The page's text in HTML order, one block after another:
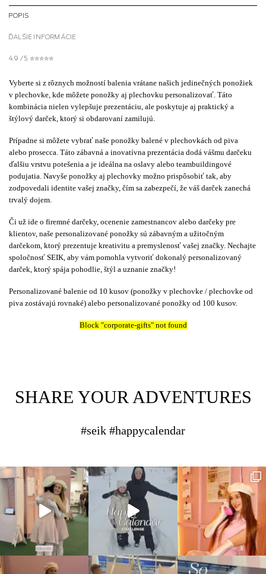
POPIS
ĎALŠIE INFORMÁCIE
4.9 / 5 ✮✮✮✮✮
Vyberte si z rôznych možností balenia vrátane našich jedinečných ponožiek
v plechovke, kde môžete ponožky aj plechovku personalizovať. Táto
kombinácia nielen vylepšuje prezentáciu, ale poskytuje aj praktický a
štýlový darček, ktorý si obdarovaní zamilujú.
Prípadne si môžete vybrať naše ponožky balené v plechovkách od piva
alebo prosecca. Táto zábavná a inovatívna prezentácia dodá vášmu darčeku
ďalšiu vrstvu potešenia a je ideálna na oslavy alebo teambuildingové
podujatia. Navyše ponožky aj plechovky možno prispôsobiť tak, aby
zodpovedali identite vašej značky, čím sa zabezpečí, že váš darček zanechá
trvalý dojem.
Či už ide o firemné darčeky, ocenenie zamestnancov alebo darčeky pre
klientov, naše personalizované ponožky sú zábavným a užitočným
darčekom, ktorý prezentuje kreativitu a premyslenosť vašej značky. Nechajte
spoločnosť SEIK, aby vám pomohla vytvoriť dokonalý personalizovaný
darček , ktorý spája pohodlie, štýl a uznanie značky!
Personalizované balenie od 10 kusov (ponožky v plechovke / plechovke od
piva zostávajú rovnaké) alebo personalizované ponožky od 100 kusov.
Block "corporate-gifts"not found
SHARE YOUR ADVENTURES
#seik #happycalendar